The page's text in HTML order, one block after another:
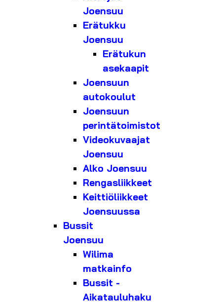
Joensuu
Erätukku
Joensuu
Erätukun
asekaapit
Joensuun
autokoulut
Joensuun
perintätoimistot
Videokuvaajat
Joensuu
Alko Joensuu
Rengasliikkeet
Keittiöliikkeet
Joensuussa
Bussit
Joensuu
Wilima
matkainfo
Bussit -
Aikatauluhaku